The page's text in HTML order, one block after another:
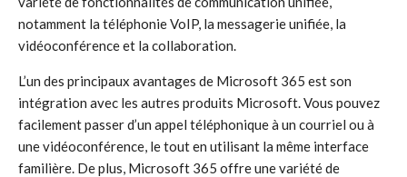
notamment la téléphonie VoIP, la messagerie unifiée, la
vidéoconférence et la collaboration.
L’un des principaux avantages de Microsoft 365 est son
intégration avec les autres produits Microsoft. Vous pouvez
facilement passer d’un appel téléphonique à un courriel ou à
une vidéoconférence, le tout en utilisant la même interface
familière. De plus, Microsoft 365 offre une variété de